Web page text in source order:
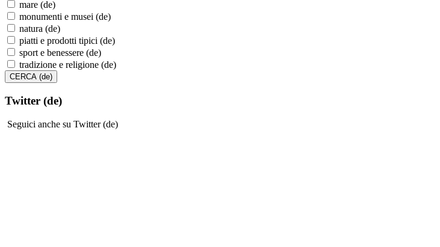
mare (de)
monumenti e musei (de)
natura (de)
piatti e prodotti tipici (de)
sport e benessere (de)
tradizione e religione (de)
Twitter (de)
Seguici anche su Twitter (de)